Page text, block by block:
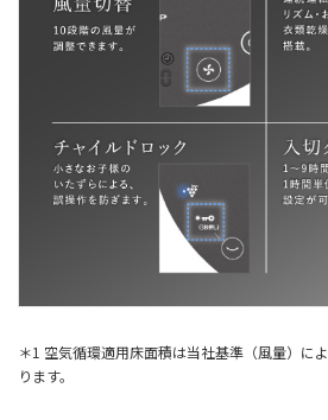
＊1 空気循環適用床面積は当社基準（風量）に
ります。